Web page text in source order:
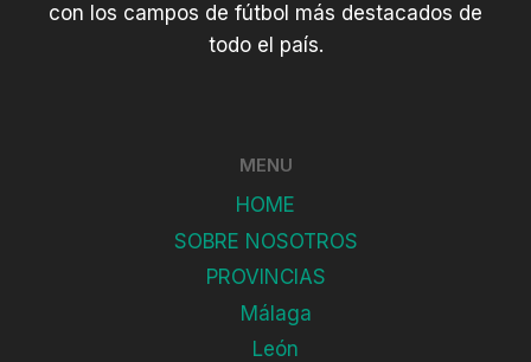
con los campos de fútbol más destacados de
todo el país.
MENU
HOME
SOBRE NOSOTROS
PROVINCIAS
Málaga
León